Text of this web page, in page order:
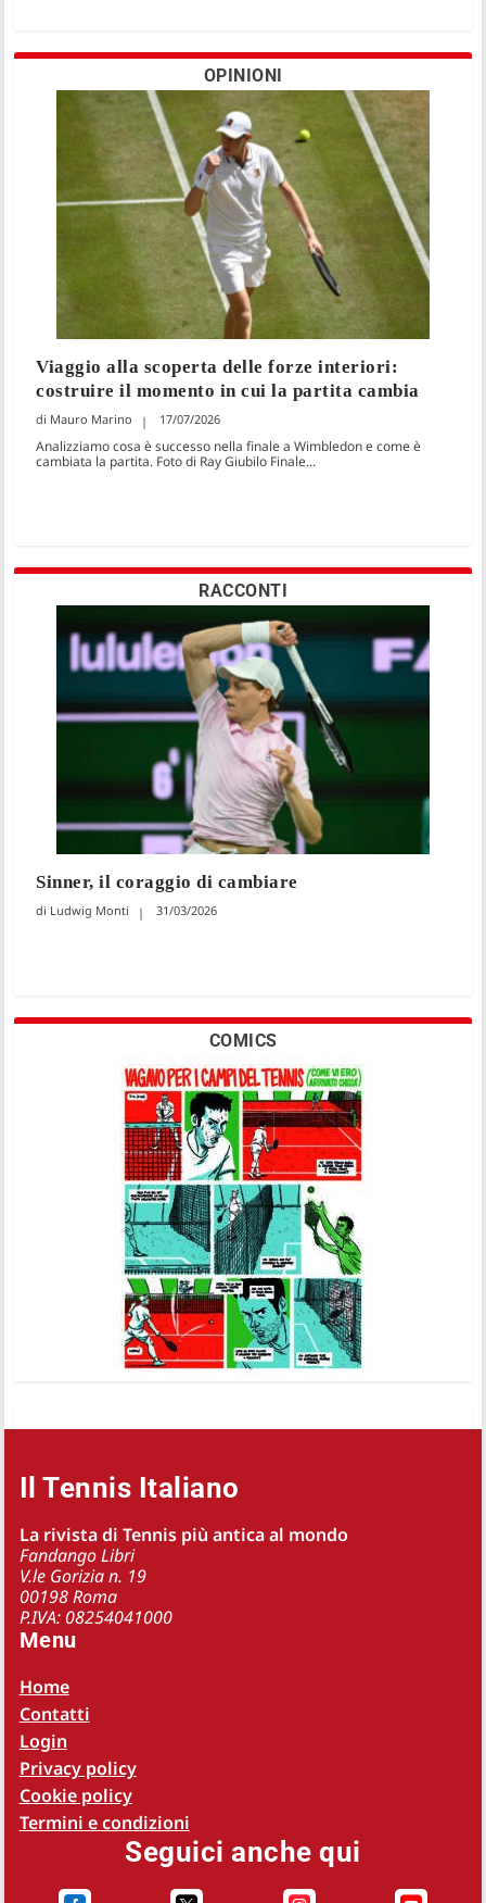
OPINIONI
Viaggio alla scoperta delle forze interiori:
costruire il momento in cui la partita cambia
Mauro Marino 17/07/2026
Analizziamo cosa è successo nella finale a Wimbledon e come è
cambiata la partita. Foto di Ray Giubilo Finale...
RACCONTI
Sinner, il coraggio di cambiare
Ludwig Monti 31/03/2026
COMICS
Il Tennis Italiano
La rivista di Tennis più antica al mondo
Fandango Libri
V.le Gorizia n. 19
00198 Roma
P.IVA: 08254041000
Menu
Home
Contatti
Login
Privacy policy
Cookie policy
Termini e condizioni
Seguici anche qui